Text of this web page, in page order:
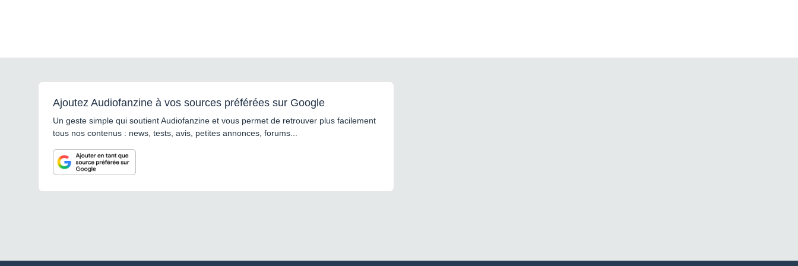
Ajoutez Audiofanzine à vos sources préférées sur Google
Un geste simple qui soutient Audiofanzine et vous permet de retrouver plus facilement
tous nos contenus : news, tests, avis, petites annonces, forums...